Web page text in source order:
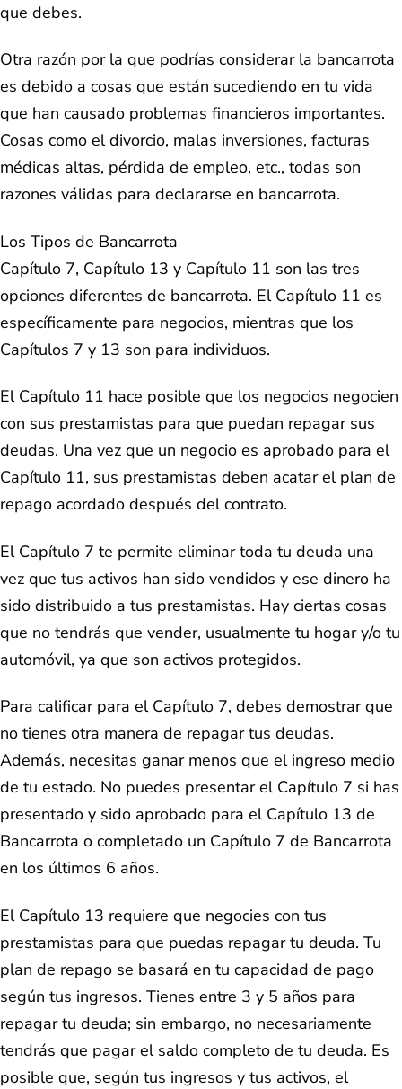
que debes.
Otra razón por la que podrías considerar la bancarrota
es debido a cosas que están sucediendo en tu vida
que han causado problemas financieros importantes.
Cosas como el divorcio, malas inversiones, facturas
médicas altas, pérdida de empleo, etc., todas son
razones válidas para declararse en bancarrota.
Los Tipos de Bancarrota
Capítulo 7, Capítulo 13 y Capítulo 11 son las tres
opciones diferentes de bancarrota. El Capítulo 11 es
específicamente para negocios, mientras que los
Capítulos 7 y 13 son para individuos.
El Capítulo 11 hace posible que los negocios negocien
con sus prestamistas para que puedan repagar sus
deudas. Una vez que un negocio es aprobado para el
Capítulo 11, sus prestamistas deben acatar el plan de
repago acordado después del contrato.
El Capítulo 7 te permite eliminar toda tu deuda una
vez que tus activos han sido vendidos y ese dinero ha
sido distribuido a tus prestamistas. Hay ciertas cosas
que no tendrás que vender, usualmente tu hogar y/o tu
automóvil, ya que son activos protegidos.
Para calificar para el Capítulo 7, debes demostrar que
no tienes otra manera de repagar tus deudas.
Además, necesitas ganar menos que el ingreso medio
de tu estado. No puedes presentar el Capítulo 7 si has
presentado y sido aprobado para el Capítulo 13 de
Bancarrota o completado un Capítulo 7 de Bancarrota
en los últimos 6 años.
El Capítulo 13 requiere que negocies con tus
prestamistas para que puedas repagar tu deuda. Tu
plan de repago se basará en tu capacidad de pago
según tus ingresos. Tienes entre 3 y 5 años para
repagar tu deuda; sin embargo, no necesariamente
tendrás que pagar el saldo completo de tu deuda. Es
posible que, según tus ingresos y tus activos, el